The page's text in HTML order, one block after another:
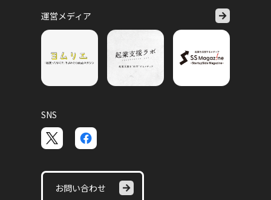
運営メディア
SNS
お問い合わせ